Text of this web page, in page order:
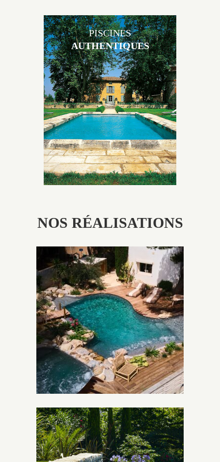
Les piscines en béton authentiques Jacques Brens se
démarquent par la noblesse des matériaux
utilisés pour garder un aspect ancien, retrouver une
patine naturelle ou créer un ornement de pierres de
taille.
PISCINES
AUTHENTIQUES
NOS RÉALISATIONS